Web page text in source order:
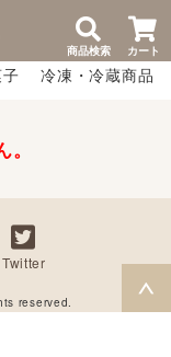
商品検索 カート
冷凍・冷蔵商品
Twitter
reserved.